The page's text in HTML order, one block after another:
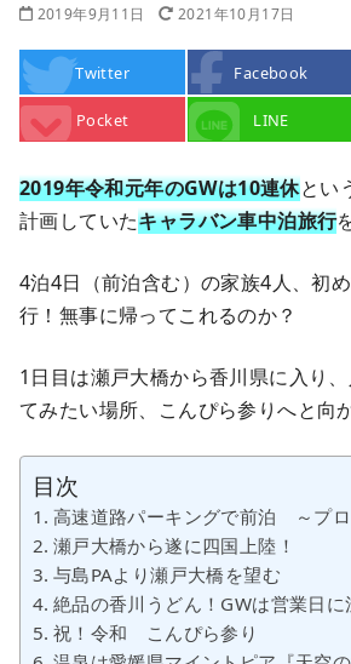
2019年9月11日 2021年10月17日
Twitter Facebook
Pocket LINE
2019年令和元年のGWは10連休とい
計画していたキャラバン車中泊旅行
4泊4日（前泊含む）の家族4人、初
行！無事に帰ってこれるのか？
1日目は瀬戸大橋から香川県に入り
てみたい場所、こんぴら参りへと向
目次
高速道路パーキングで前泊 ～プロ
瀬戸大橋から遂に四国上陸！
与島PAより瀬戸大橋を望む
絶品の香川うどん！GWは営業日に
祝！令和 こんぴら参り